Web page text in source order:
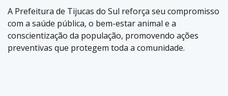
A Prefeitura de Tijucas do Sul reforça seu compromisso
com a saúde pública, o bem-estar animal e a
conscientização da população, promovendo ações
preventivas que protegem toda a comunidade.